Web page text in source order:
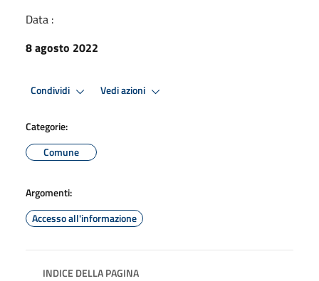
Data :
8 agosto 2022
Condividi Vedi azioni
Categorie:
Comune
Argomenti:
Accesso all'informazione
INDICE DELLA PAGINA